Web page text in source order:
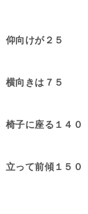
仰向けが２５
横向きは７５
椅子に座る１４０
立って前傾１５０